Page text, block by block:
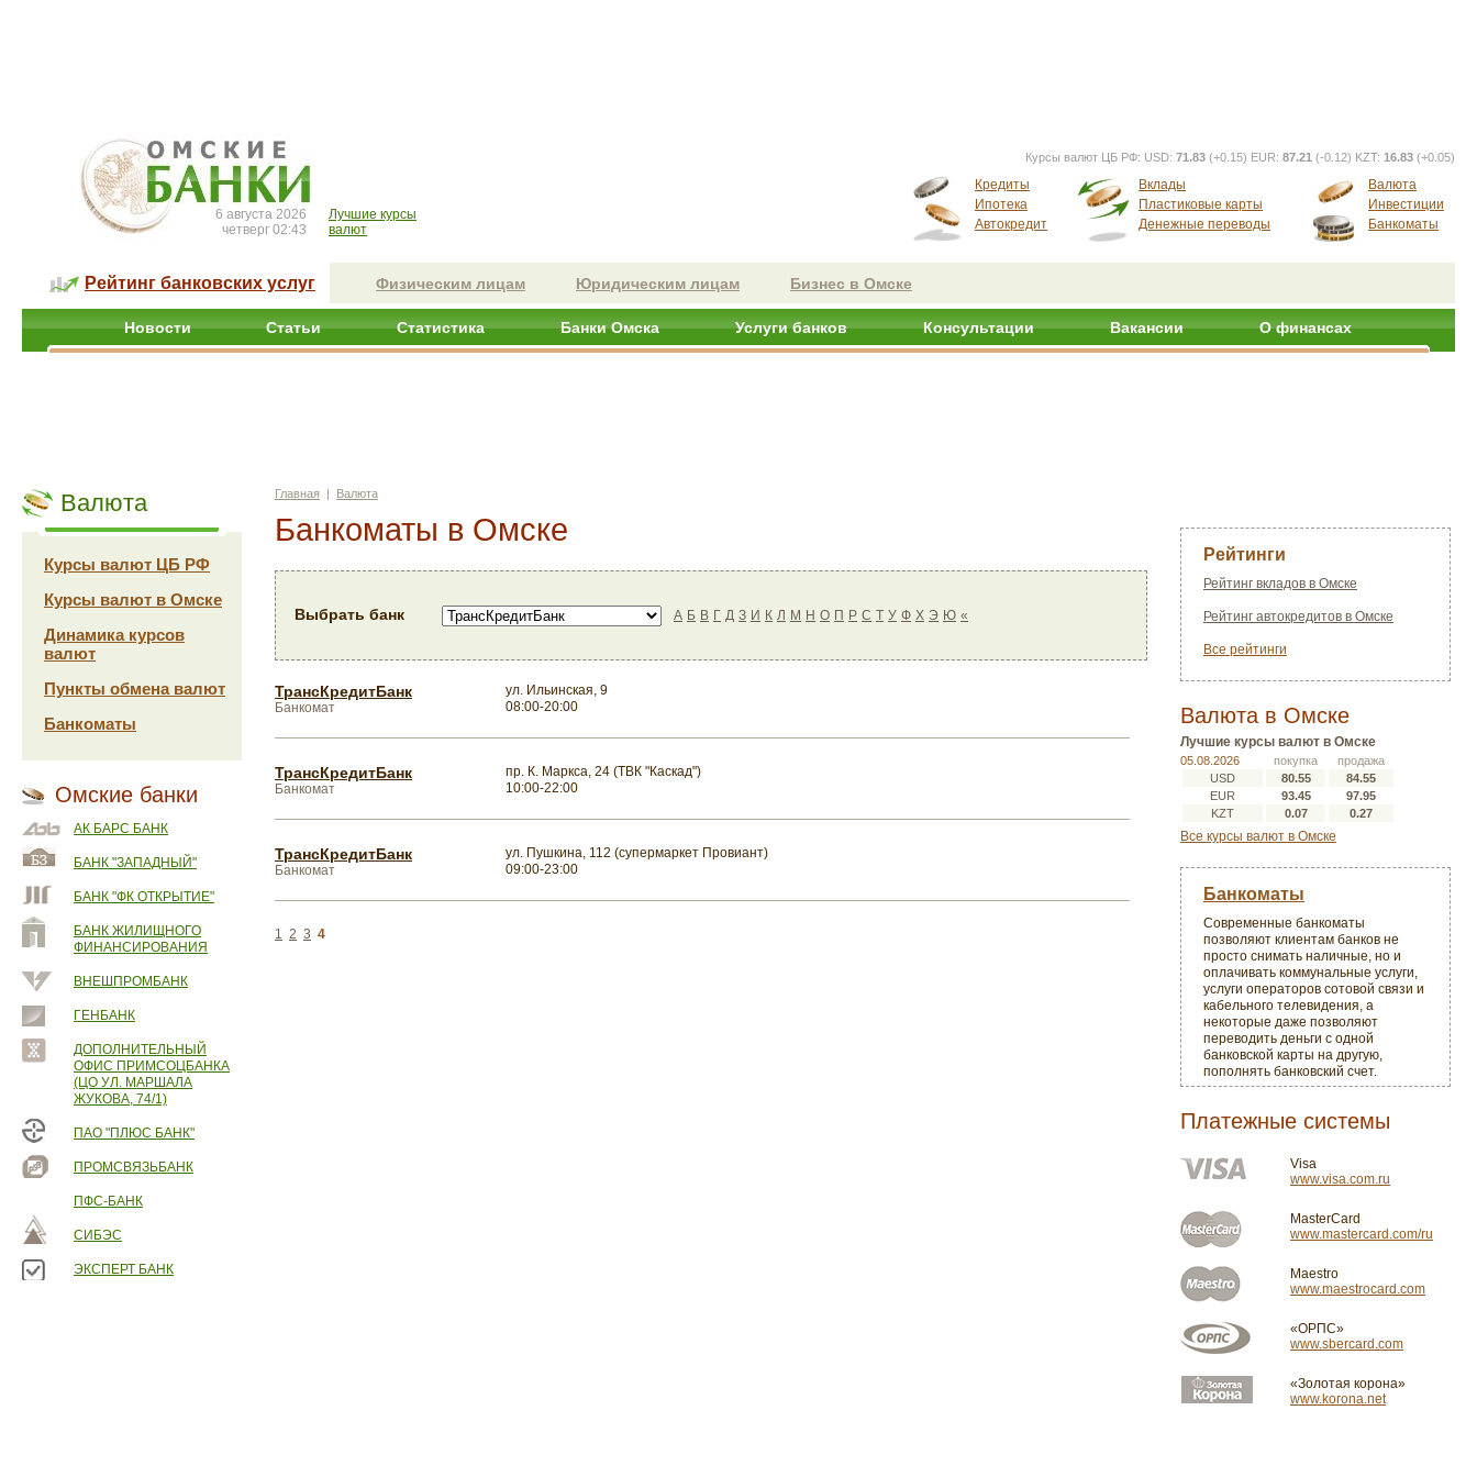
6 августа 2026
четверг 02:43
Лучшие курсы
валют
Курсы валют ЦБ РФ: USD: 71.83 (+0.15) EUR: 87.21 (-0.12) KZT: 16.83 (+0.05)
Кредиты
Ипотека
Автокредит
Вклады
Пластиковые карты
Денежные переводы
Валюта
Инвестиции
Банкоматы
Рейтинг банковских услуг Физическим лицам Юридическим лицам Бизнес в Омске
Новости Статьи Статистика Банки Омска Услуги банков Консультации Вакансии О финансах
Валюта
Курсы валют ЦБ РФ
Курсы валют в Омске
Динамика курсов
валют
Пункты обмена валют
Банкоматы
Омские банки
АК БАРС БАНК
БАНК "ЗАПАДНЫЙ"
БАНК "ФК ОТКРЫТИЕ"
БАНК ЖИЛИЩНОГО
ФИНАНСИРОВАНИЯ
ВНЕШПРОМБАНК
ГЕНБАНК
ДОПОЛНИТЕЛЬНЫЙ
ОФИС ПРИМСОЦБАНКА
(ЦО УЛ. МАРШАЛА
ЖУКОВА, 74/1)
ПАО "ПЛЮС БАНК"
ПРОМСВЯЗЬБАНК
ПФС-БАНК
СИБЭС
ЭКСПЕРТ БАНК
Главная | Валюта
Банкоматы в Омске
Выбрать банк А Б В Г Д З И К Л М Н О П Р С Т У Ф Х Э Ю «
ТрансКредитБанк
Банкомат
ул. Ильинская, 9
08:00-20:00
ТрансКредитБанк
Банкомат
пр. К. Маркса, 24 (ТВК "Каскад")
10:00-22:00
ТрансКредитБанк
Банкомат
ул. Пушкина, 112 (супермаркет Провиант)
09:00-23:00
1 2 3 4
Рейтинги
Рейтинг вкладов в Омске
Рейтинг автокредитов в Омске
Все рейтинги
Валюта в Омске
Лучшие курсы валют в Омске
05.08.2026 покупка
продажа
USD
80.55
84.55
EUR
93.45
97.95
KZT
0.07 0.27
Все курсы валют в Омске
Банкоматы
Современные банкоматы
позволяют клиентам банков не
просто снимать наличные, но и
оплачивать коммунальные услуги,
услуги операторов сотовой связи и
кабельного телевидения, а
некоторые даже позволяют
переводить деньги с одной
банковской карты на другую,
пополнять банковский счет.
Платежные системы
Visa
www.visa.com.ru
MasterCard
www.mastercard.com/ru
Maestro
www.maestrocard.com
«ОРПС»
www.sbercard.com
«Золотая корона»
www.korona.net